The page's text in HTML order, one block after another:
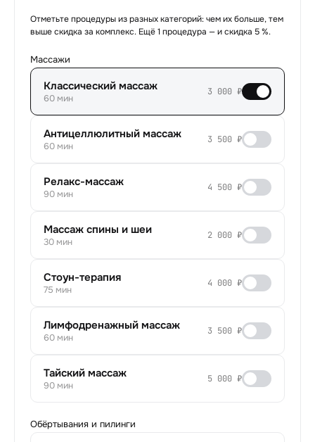
Отметьте процедуры из разных категорий: чем их больше, тем
выше скидка за комплекс. Ещё 1 процедура — и скидка 5 %.
Массажи
Классический массаж
60 мин
3 000 ₽
Антицеллюлитный массаж
60 мин
3 500 ₽
Релакс-массаж
90 мин
4 500 ₽
Массаж спины и шеи
30 мин
2 000 ₽
Стоун-терапия
75 мин
4 000 ₽
Лимфодренажный массаж
60 мин
3 500 ₽
Тайский массаж
90 мин
5 000 ₽
Обёртывания и пилинги